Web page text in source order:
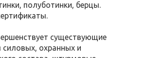
полуботинки, берцы.
существующие
силовых, охранных и